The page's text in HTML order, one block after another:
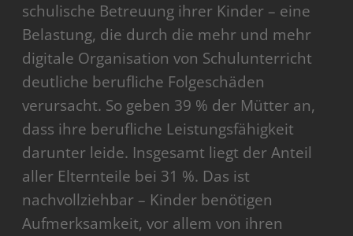
schulische Betreuung ihrer Kinder – eine
Belastung, die durch die mehr und mehr
digitale Organisation von Schulunterricht
deutliche berufliche Folgeschäden
verursacht. So geben 39 % der Mütter an,
dass ihre berufliche Leistungsfähigkeit
darunter leide. Insgesamt liegt der Anteil
aller Elternteile bei 31 %. Das ist
nachvollziehbar – Kinder benötigen
Aufmerksamkeit, vor allem von ihren